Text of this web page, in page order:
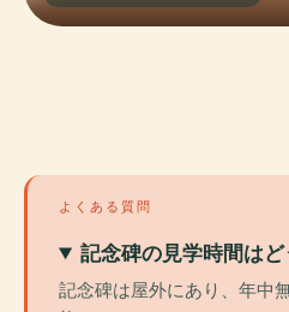
よくある質問
記念碑の見学時間は
記念碑は屋外にあり、年中